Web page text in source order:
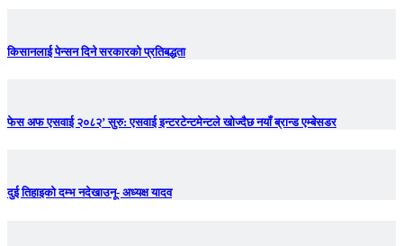
किसानलाई पेन्सन दिने सरकारको प्रतिबद्धता
फेस अफ एसवाई २०८२’ सुरु: एसवाई इन्टरटेन्टमेन्टले खोज्दैछ नयाँ ब्रान्ड एम्बेसडर
दुई तिहाइको दम्भ नदेखाउनू- अध्यक्ष यादव